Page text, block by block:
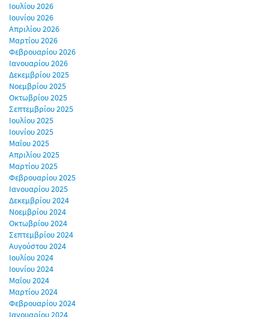
Ιουλίου 2026
Ιουνίου 2026
Απριλίου 2026
Μαρτίου 2026
Φεβρουαρίου 2026
Ιανουαρίου 2026
Δεκεμβρίου 2025
Νοεμβρίου 2025
Οκτωβρίου 2025
Σεπτεμβρίου 2025
Ιουλίου 2025
Ιουνίου 2025
Μαΐου 2025
Απριλίου 2025
Μαρτίου 2025
Φεβρουαρίου 2025
Ιανουαρίου 2025
Δεκεμβρίου 2024
Νοεμβρίου 2024
Οκτωβρίου 2024
Σεπτεμβρίου 2024
Αυγούστου 2024
Ιουλίου 2024
Ιουνίου 2024
Μαΐου 2024
Μαρτίου 2024
Φεβρουαρίου 2024
Ιανουαρίου 2024